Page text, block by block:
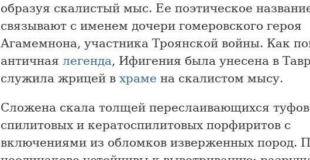
образуя скалистый мыс. Ее поэтическое
связывают с именем дочери гомеровского героя
Агамемнона, участника Троянской войны. Как
античная легенда, Ифигения была унесена в
служила жрицей в храме на скалистом мысу.
Сложена скала толщей переслаивающихся
спилитовых и кератоспилитовых порфиритов с
включениями из обломков изверженных пород.